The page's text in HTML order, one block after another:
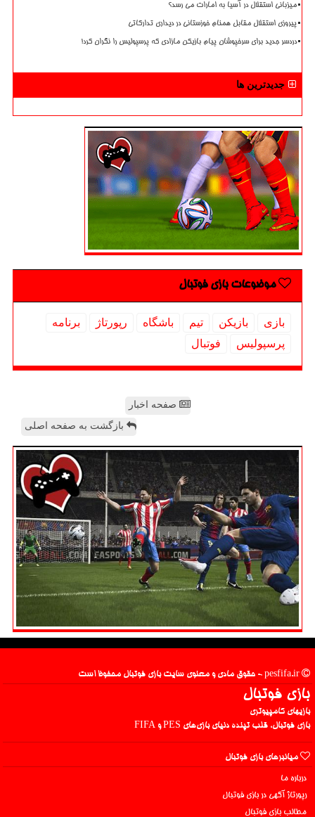
میزبانی استقلال در آسیا به امارات می رسد؟
پیروزی استقلال مقابل همنام خوزستانی در دیداری تدارکاتی
دردسر جدید برای سرخپوشان پیام بازیکن مازادی که پرسپولیس را نگران کرد!
جدیدترین ها
موضوعات بازی فوتبال
بازی بازیكن تیم باشگاه رپورتاژ
برنامه
پرسپولیس
فوتبال
صفحه اخبار
بازگشت به صفحه اصلی
بازی فوتبال
بازیهای کامپیوتری
بازی فوتبال، قلب تپنده دنیای بازی‌های PES و FIFA
میانبرهای بازی فوتبال
درباره ما
رپورتاژ آگهی در بازی فوتبال
مطالب بازی فوتبال